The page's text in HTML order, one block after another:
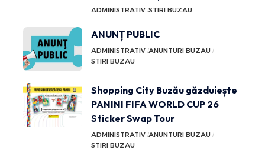
ADMINISTRATIV STIRI BUZAU
ANUNȚ PUBLIC
ADMINISTRATIV ANUNTURI BUZAU
STIRI BUZAU
Shopping City Buzău găzduiește
PANINI FIFA WORLD CUP 26
Sticker Swap Tour
ADMINISTRATIV ANUNTURI BUZAU
STIRI BUZAU